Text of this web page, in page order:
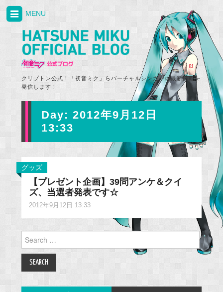
クリプトン公式！「初音ミク」らバーチャルシンガーの最新情報を
発信します！
MENU
Day: 2012年9月12日
13:33
グッズ
【プレゼント企画】39問アンケ＆クイ
ズ、当選者発表です☆
2012年9月12日 13:33
Search
for: